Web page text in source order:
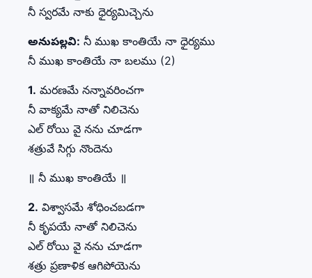
నీ స్వరమే నాకు ధైర్యమిచ్చెను
అనుపల్లవి: నీ ముఖ కాంతియే నా ధైర్యము
నీ ముఖ కాంతియే నా బలము (2)
1. మరణమే నన్నావరించగా
నీ వాక్యమే నాతో నిలిచెను
ఎల్ రోయి వై నను చూడగా
శత్రువే సిగ్గు నొందెను
॥ నీ ముఖ కాంతియే ॥
2. విశ్వాసమే శోధించబడగా
నీ కృపయే నాతో నిలిచెను
ఎల్ రోయి వై నను చూడగా
శత్రు ప్రణాళిక ఆగిపోయెను